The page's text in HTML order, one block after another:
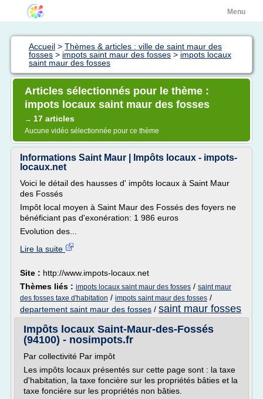
Menu
Accueil > Thèmes & articles : ville de saint maur des
fosses > impots saint maur des fosses > impots locaux
saint maur des fosses
Articles sélectionnés pour le thème :
impots locaux saint maur des fosses
→ 17 articles
Aucune vidéo sélectionnée pour ce thème
Informations Saint Maur | Impôts locaux - impots-
locaux.net
Voici le détail des hausses d' impôts locaux à Saint Maur
des Fossés
Impôt local moyen à Saint Maur des Fossés des foyers ne
bénéficiant pas d'exonération: 1 986 euros
Evolution des...
Lire la suite
Site : http://www.impots-locaux.net
Thèmes liés : impots locaux saint maur des fosses / saint maur
des fosses taxe d'habitation / impots saint maur des fosses /
departement saint maur des fosses / saint maur fosses
Impôts locaux Saint-Maur-des-Fossés
(94100) - nosimpots.fr
Par collectivité Par impôt
Les impôts locaux présentés sur cette page sont : la taxe
d'habitation, la taxe foncière sur les propriétés bâties et la
taxe foncière sur les propriétés non bâties.